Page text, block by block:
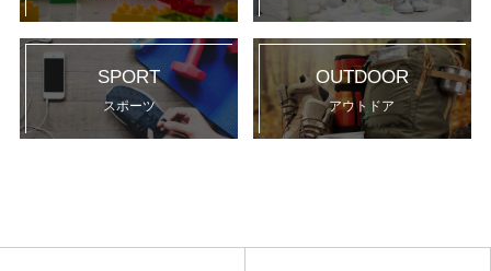
SPORT
スポーツ
OUTDOOR
アウトドア